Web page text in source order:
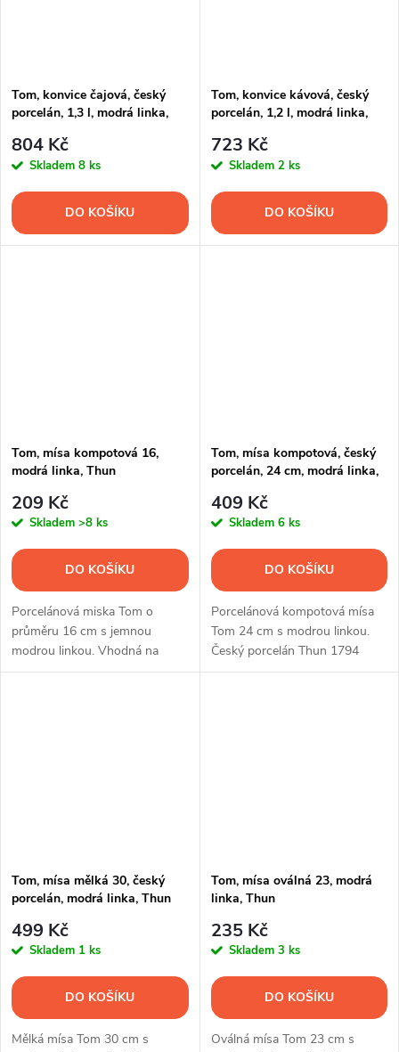
Tom, konvice čajová, český
porcelán, 1,3 l, modrá linka,
804 Kč
Skladem 8 ks
DO KOŠÍKU
Tom, konvice kávová, český
porcelán, 1,2 l, modrá linka,
723 Kč
Skladem 2 ks
DO KOŠÍKU
Tom, mísa kompotová 16,
modrá linka, Thun
209 Kč
Skladem >8 ks
DO KOŠÍKU
Porcelánová miska Tom o
průměru 16 cm s jemnou
modrou linkou. Vhodná na
kompoty, müsli, dezerty i
Tom, mísa kompotová, český
porcelán, 24 cm, modrá linka,
409 Kč
Skladem 6 ks
DO KOŠÍKU
Porcelánová kompotová mísa
Tom 24 cm s modrou linkou.
Český porcelán Thun 1794
vhodný do myčky i mikrovlnné
Tom, mísa mělká 30, český
porcelán, modrá linka, Thun
499 Kč
Skladem 1 ks
DO KOŠÍKU
Mělká mísa Tom 30 cm s
Tom, mísa oválná 23, modrá
linka, Thun
235 Kč
Skladem 3 ks
DO KOŠÍKU
Oválná mísa Tom 23 cm s